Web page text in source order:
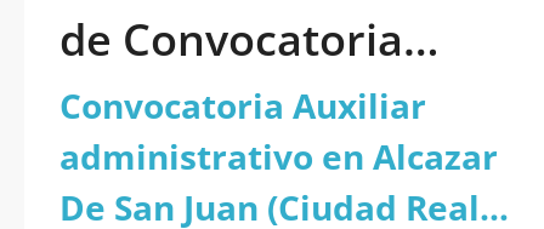
de Convocatoria
Auxiliar
administrativo en
Convocatoria Auxiliar
administrativo en Alcazar
De San Juan (Ciudad Real) -